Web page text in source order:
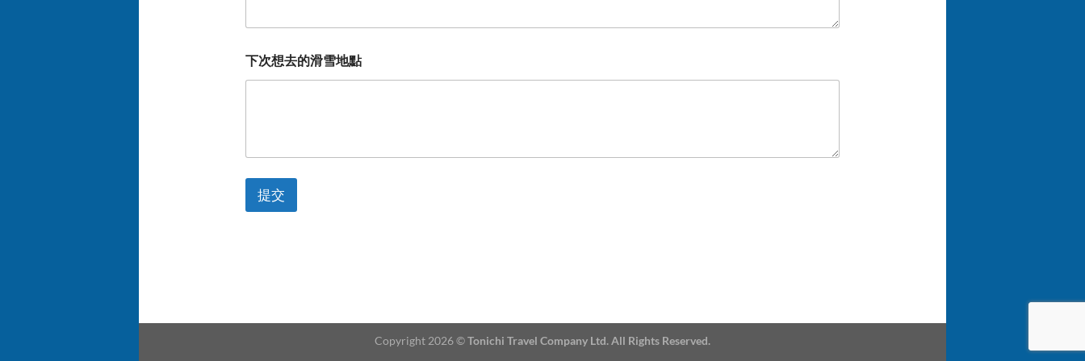
下次想去的滑雪地點
提交
Copyright 2026 ©Tonichi Travel Company Ltd. All Rights Reserved.